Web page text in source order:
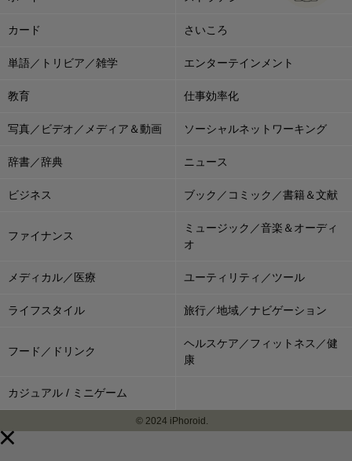
カード さいころ
単語／トリビア／雑学 エンターテインメント
教育 仕事効率化
写真／ビデオ／メディア＆動画 ソーシャルネットワーキング
辞書／辞典 ニュース
ビジネス ブック／コミック／書籍＆文献
ファイナンス
ミュージック／音楽＆オーディ
オ
メディカル／医療 ユーティリティ／ツール
ライフスタイル 旅行／地域／ナビゲーション
フード／ドリンク
ヘルスケア／フィットネス／健
康
カジュアル / ミニゲーム
© 2024 iPhoroid.